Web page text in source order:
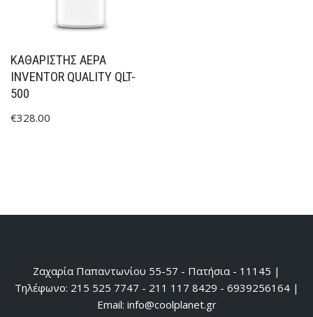
ΚΑΘΑΡΙΣΤΉΣ ΑΈΡΑ
INVENTOR QUALITY QLT-
500
€328.00
Ζαχαρία Παπαντωνίου 55-57 - Πατήσια - 11145 |
Τηλέφωνο: 215 525 7747 - 211 117 8429 - 6939256164 |
Email: info@coolplanet.gr